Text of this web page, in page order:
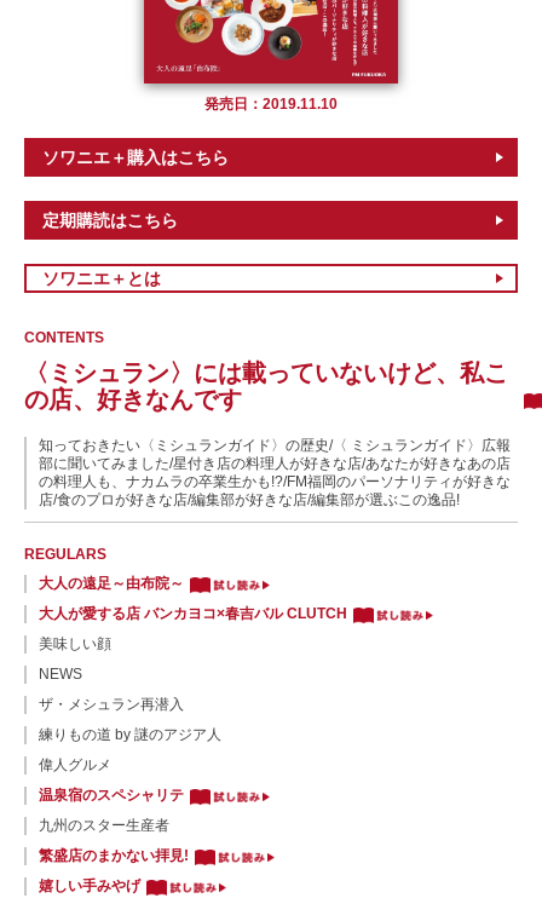
発売日：2019.11.10
ソワニエ＋購入はこちら
定期購読はこちら
ソワニエ＋とは
CONTENTS
〈ミシュラン〉には載っていないけど、私こ
の店、好きなんです
知っておきたい〈ミシュランガイド〉の歴史/〈 ミシュランガイド〉広報
部に聞いてみました/星付き店の料理人が好きな店/あなたが好きなあの店
の料理人も、ナカムラの卒業生かも!?/FM福岡のパーソナリティが好きな
店/食のプロが好きな店/編集部が好きな店/編集部が選ぶこの逸品!
REGULARS
大人の遠足～由布院～
大人が愛する店 バンカヨコ×春吉バル CLUTCH
美味しい顔
NEWS
ザ・メシュラン再潜入
練りもの道 by 謎のアジア人
偉人グルメ
温泉宿のスペシャリテ
九州のスター生産者
繁盛店のまかない拝見!
嬉しい手みやげ